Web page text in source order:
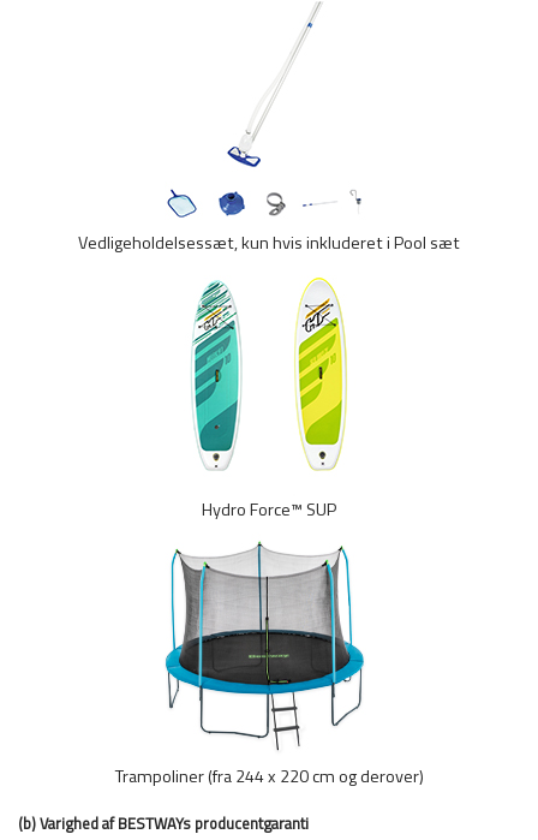
Vedligeholdelsessæt, kun hvis inkluderet i Pool sæt
Hydro Force™ SUP
Trampoliner (fra 244 x 220 cm og derover)
(b) Varighed af BESTWAYs producentgaranti